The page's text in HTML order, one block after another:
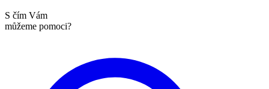
S čím Vám
můžeme pomoci?